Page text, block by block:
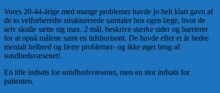
Vores 20-44-årige med mange problemer havde jo helt klart gavn af
de to velforberedte strukturerede samtaler hos egen læge, hvor de
selv skulle sætte sig max. 2 mål, beskrive stærke sider og barrierer
for at opnå målene samt en tidshorisont. De havde efter et år bedre
mentalt helbred og færre problemer- og ikke øget brug af
sundhedsvæsenet!
En lille indsats for sundhedsvæsenet, men en stor indsats for
patienten.